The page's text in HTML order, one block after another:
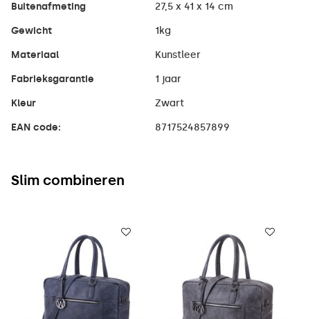
Buitenafmeting 27,5 x 41 x 14 cm
Gewicht 1kg
Materiaal Kunstleer
Fabrieksgarantie 1 jaar
Kleur Zwart
EAN code: 8717524857899
Slim combineren